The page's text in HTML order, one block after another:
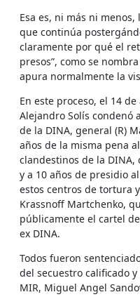
Esa es, ni más ni
que continúa
claramente por qué el
presos”, como se
apura normalmente la
En este proceso, el 14
Alejandro Solís condenó
de la DINA, general (R)
años de la misma pena
clandestinos de la DINA,
y a 10 años de presidio
estos centros de tortura
Krassnoff Martchenko,
públicamente el cartel de
ex DINA.
Todos fueron
del secuestro calificado
MIR, Miguel Angel